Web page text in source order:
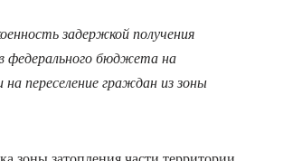
задержкой получения
федерального бюджета на
переселение граждан из зоны